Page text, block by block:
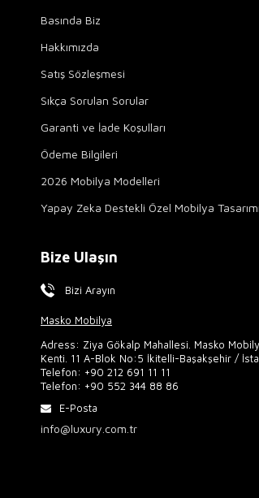
Basında Biz
Hakkımızda
Satış Sözleşmesi
Sıkça Sorulan Sorular
Garanti ve İade Koşulları
Ödeme Bilgileri
2026 Mobilya Modelleri
Yapay Zeka Destekli Özel Mobilya Tasarımı
Bize Ulaşın
Bizi Arayın
Masko Mobilya
Adress: Ziya Gökalp Mahallesi. Masko
Kenti. 11 A-Blok No:5 İkitelli-Başakşehir /
Telefon: +90 212 691 11 11
Telefon: +90 552 344 88 86
E-Posta
info@luxury.com.tr